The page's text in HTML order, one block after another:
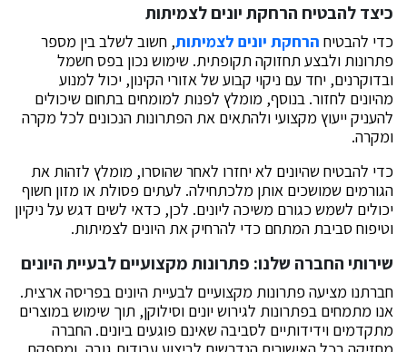
כיצד להבטיח הרחקת יונים לצמיתות
כדי להבטיח הרחקת יונים לצמיתות, חשוב לשלב בין מספר
פתרונות ולבצע תחזוקה תקופתית. שימוש נכון בפס חשמל
ובדוקרנים, יחד עם ניקוי קבוע של אזורי הקינון, יכול למנוע
מהיונים לחזור. בנוסף, מומלץ לפנות למומחים בתחום שיכולים
להעניק ייעוץ מקצועי ולהתאים את הפתרונות הנכונים לכל מקרה
ומקרה.
כדי להבטיח שהיונים לא יחזרו לאחר שהוסרו, מומלץ לזהות את
הגורמים שמושכים אותן מלכתחילה. לעתים פסולת או מזון חשוף
יכולים לשמש כגורם משיכה ליונים. לכן, כדאי לשים דגש על ניקיון
וטיפוח סביבת המתחם כדי להרחיק את היונים לצמיתות.
שירותי החברה שלנו: פתרונות מקצועיים לבעיית היונים
חברתנו מציעה פתרונות מקצועיים לבעיית היונים בפריסה ארצית.
אנו מתמחים בפתרונות לגירוש יונים וסילוקן, תוך שימוש במוצרים
מתקדמים וידידותיים לסביבה שאינם פוגעים ביונים. החברה